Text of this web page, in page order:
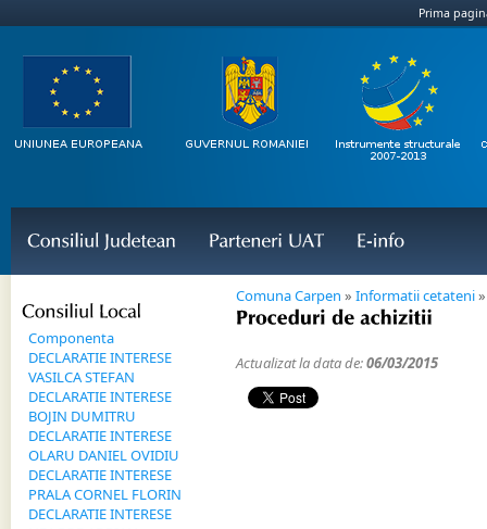
Prima
Consiliul Judetean Parteneri UAT E-info
Consiliul Local
Componenta
DECLARATIE INTERESE
VASILCA STEFAN
DECLARATIE INTERESE
BOJIN DUMITRU
DECLARATIE INTERESE
OLARU DANIEL OVIDIU
DECLARATIE INTERESE
PRALA CORNEL FLORIN
DECLARATIE INTERESE
Comuna Carpen » Informatii cetateni
Proceduri de achizitii
Actualizat la data de:06/03/2015